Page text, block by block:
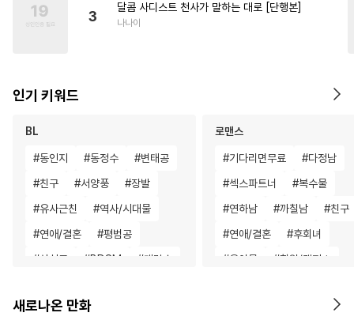
3
달콤 사디스트 천사가 말하는 대로 [단행본]
나나이
인기 키워드
BL
#동인지 #동정수 #변태공
#친구 #서양풍 #장발
#유사근친 #역사/시대물
#연애/결혼 #평범공
#상처공 #BDSM #계략수
#절륜공 #개그/코믹
로맨스
#기다리면무료 #다정남
#섹스파트너 #복수물
#연하남 #까칠남 #친구
#연애/결혼 #후회녀
#육아물 #학원/캠퍼스
새로나온 만화